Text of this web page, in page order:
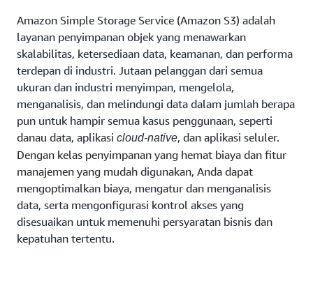
Amazon Simple Storage Service (Amazon S3) adalah
layanan penyimpanan objek yang menawarkan
skalabilitas, ketersediaan data, keamanan, dan performa
terdepan di industri. Jutaan pelanggan dari semua
ukuran dan industri menyimpan, mengelola,
menganalisis, dan melindungi data dalam jumlah berapa
pun untuk hampir semua kasus penggunaan, seperti
danau data, aplikasi cloud-native, dan aplikasi seluler.
Dengan kelas penyimpanan yang hemat biaya dan fitur
manajemen yang mudah digunakan, Anda dapat
mengoptimalkan biaya, mengatur dan menganalisis
data, serta mengonfigurasi kontrol akses yang
disesuaikan untuk memenuhi persyaratan bisnis dan
kepatuhan tertentu.